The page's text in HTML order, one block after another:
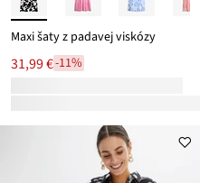
Maxi šaty z padavej viskózy
31,99 €-11%